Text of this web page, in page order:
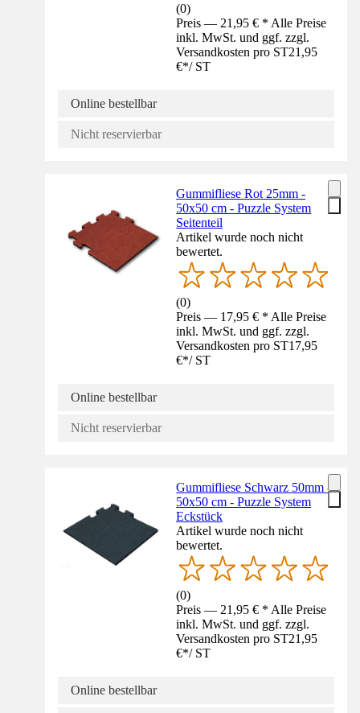
(0)
Preis — 21,95 € * Alle Preise
inkl. MwSt. und ggf. zzgl.
Versandkosten pro ST21,95
€*/ ST
Online bestellbar
Nicht reservierbar
Gummifliese Rot 25mm -
50x50 cm - Puzzle System
Seitenteil
Artikel wurde noch nicht
bewertet.
(0)
Preis — 17,95 € * Alle Preise
inkl. MwSt. und ggf. zzgl.
Versandkosten pro ST17,95
€*/ ST
Online bestellbar
Nicht reservierbar
Gummifliese Schwarz 50mm -
50x50 cm - Puzzle System
Eckstück
Artikel wurde noch nicht
bewertet.
(0)
Preis — 21,95 € * Alle Preise
inkl. MwSt. und ggf. zzgl.
Versandkosten pro ST21,95
€*/ ST
Online bestellbar